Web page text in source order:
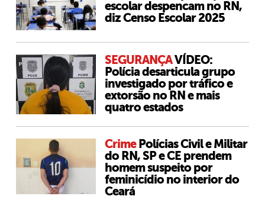
escolar despencam no RN,
diz Censo Escolar 2025
SEGURANÇAVÍDEO:
Polícia desarticula grupo
investigado por tráfico e
extorsão no RN e mais
quatro estados
Crime Polícias Civil e Militar
do RN, SP e CE prendem
homem suspeito por
feminicídio no interior do
Ceará